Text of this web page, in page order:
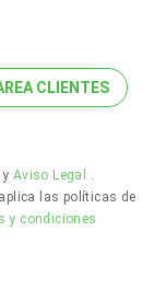
CLIENTES
y Aviso Legal
las políticas de
y condiciones